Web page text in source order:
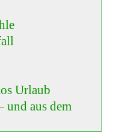
Urlaub
und aus dem